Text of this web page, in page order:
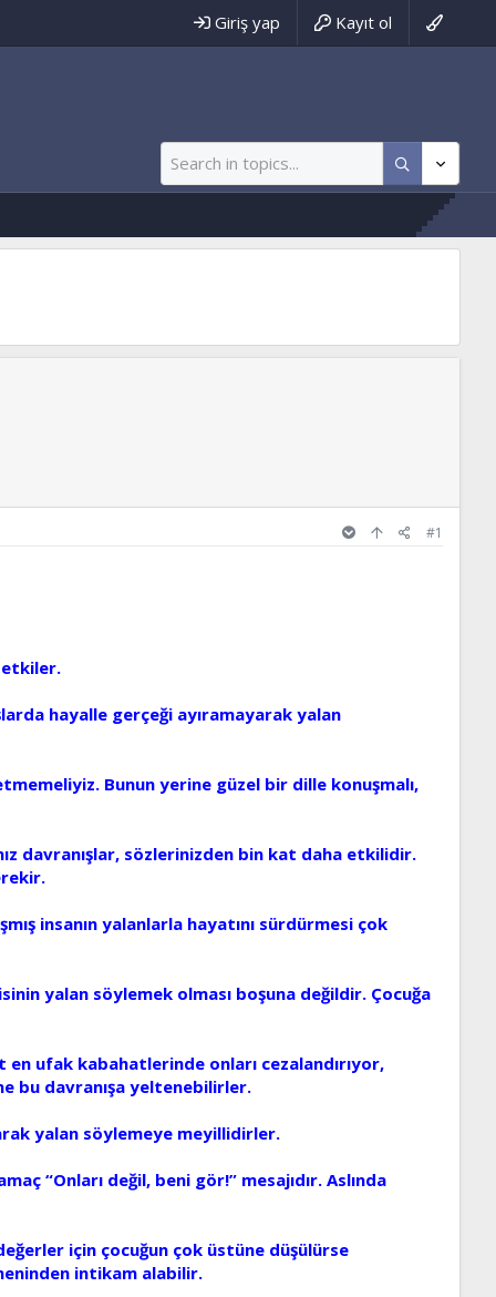
Giriş yap Kayıt ol
#1
etkiler.
hayalle gerçeği ayıramayarak yalan
Bunun yerine güzel bir dille konuşmalı,
davranışlar, sözlerinizden bin kat daha etkilidir.
insanın yalanlarla hayatını sürdürmesi çok
yalan söylemek olması boşuna değildir. Çocuğa
ufak kabahatlerinde onları cezalandırıyor,
bu davranışa yeltenebilirler.
yalan söylemeye meyillidirler.
“Onları değil, beni gör!” mesajıdır. Aslında
için çocuğun çok üstüne düşülürse
intikam alabilir.